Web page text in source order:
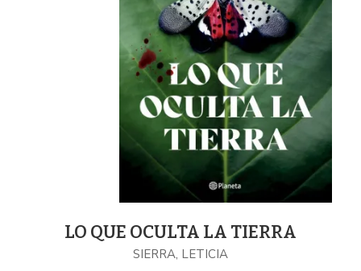
LO QUE OCULTA LA TIERRA
SIERRA, LETICIA